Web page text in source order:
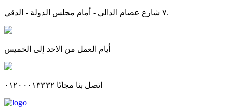
٧ شارع عصام الدالي - أمام مجلس الدولة - الدقي.
أيام العمل من الاحد إلى الخميس
اتصل بنا مجانًا ٠١٢٠٠٠١٣٣٣٢